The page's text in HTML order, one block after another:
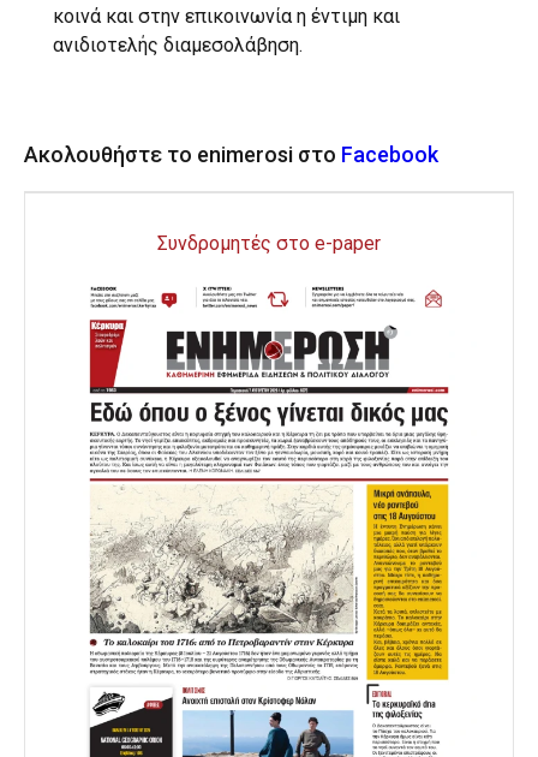
κοινά και στην επικοινωνία η έντιμη και
ανιδιοτελής διαμεσολάβηση.
Ακολουθήστε το enimerosi στο Facebook
Συνδρομητές στο e-paper